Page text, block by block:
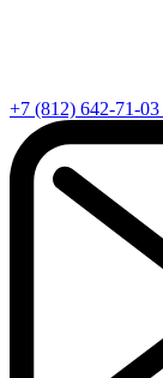
+7 (812) 642-71-03